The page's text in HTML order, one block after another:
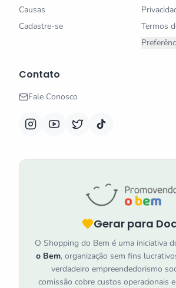
Causas
Cadastre-se
Termos
Contato
Fale Conosco
Gerar para
O Shopping do Bem é uma iniciativa
o Bem, organização sem fins
verdadeiro empreendedorismo
comissão cobre custos operacionais e